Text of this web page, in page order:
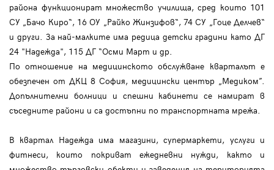
района функционират множество училища, сред които 101
СУ „Бачо Киро“, 16 ОУ „Райко Жинзифов“, 74 СУ „Гоце Делчев“
и други. За най-малките има редица детски градини като ДГ
24 "Надежда", 115 ДГ “Осми Март и др.
По отношение на медицинското обслужване кварталът е
обезпечен от ДКЦ 8 София, медицински център „Медиком”.
Допълнителни болници и спешни кабинети се намират в
съседните райони и са достъпни по транспортната мрежа.
В квартал Надежда има магазини, супермаркети, услуги и
фитнеси, които покриват ежедневни нужди, както и